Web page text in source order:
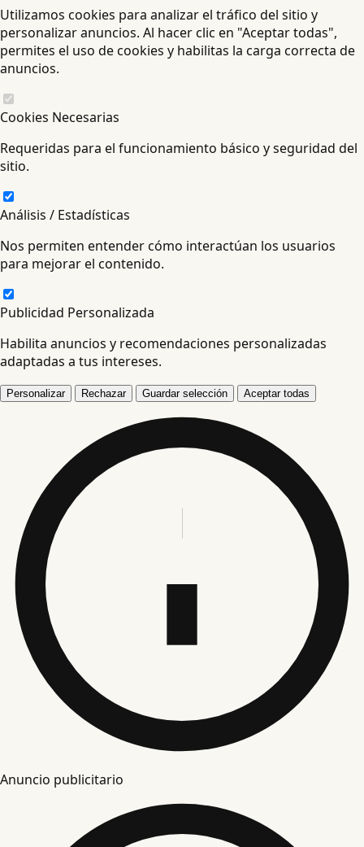
Utilizamos cookies para analizar el tráfico del sitio y
personalizar anuncios. Al hacer clic en "Aceptar todas",
permites el uso de cookies y habilitas la carga correcta de
anuncios.
Cookies Necesarias
Requeridas para el funcionamiento básico y seguridad del
sitio.
Análisis / Estadísticas
Nos permiten entender cómo interactúan los usuarios
para mejorar el contenido.
Publicidad Personalizada
Habilita anuncios y recomendaciones personalizadas
adaptadas a tus intereses.
Personalizar Rechazar Guardar selección Aceptar todas
Anuncio publicitario